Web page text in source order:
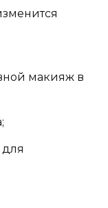
макияж в